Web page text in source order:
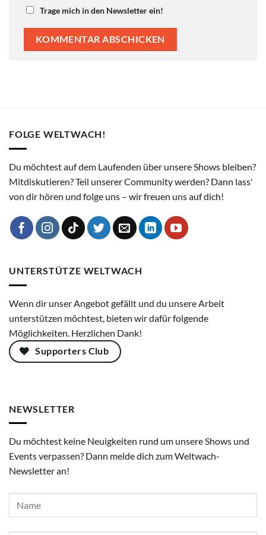
Trage mich in den Newsletter ein!
FOLGE WELTWACH!
Du möchtest auf dem Laufenden über unsere Shows bleiben?
Mitdiskutieren? Teil unserer Community werden? Dann lass'
von dir hören und folge uns – wir freuen uns auf dich!
UNTERSTÜTZE WELTWACH
Wenn dir unser Angebot gefällt und du unsere Arbeit
unterstützen möchtest, bieten wir dafür folgende
Möglichkeiten. Herzlichen Dank!
Supporters Club
NEWSLETTER
Du möchtest keine Neuigkeiten rund um unsere Shows und
Events verpassen? Dann melde dich zum Weltwach-
Newsletter an!